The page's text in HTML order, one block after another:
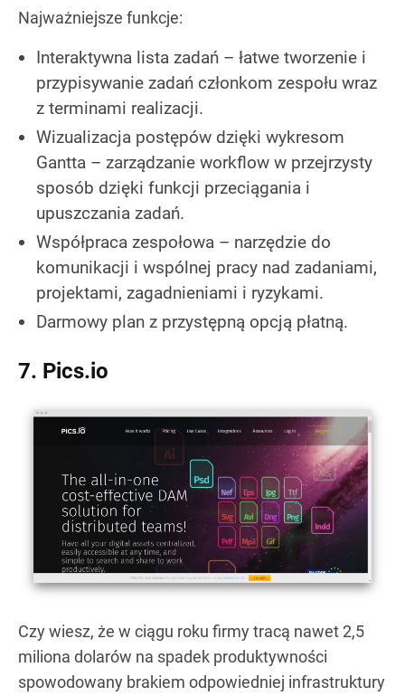
Najważniejsze funkcje:
Interaktywna lista zadań – łatwe tworzenie i
przypisywanie zadań członkom zespołu wraz
z terminami realizacji.
Wizualizacja postępów dzięki wykresom
Gantta – zarządzanie workflow w przejrzysty
sposób dzięki funkcji przeciągania i
upuszczania zadań.
Współpraca zespołowa – narzędzie do
komunikacji i wspólnej pracy nad zadaniami,
projektami, zagadnieniami i ryzykami.
Darmowy plan z przystępną opcją płatną.
7. Pics.io
Czy wiesz, że w ciągu roku firmy tracą nawet 2,5
miliona dolarów na spadek produktywności
spowodowany brakiem odpowiedniej infrastruktury